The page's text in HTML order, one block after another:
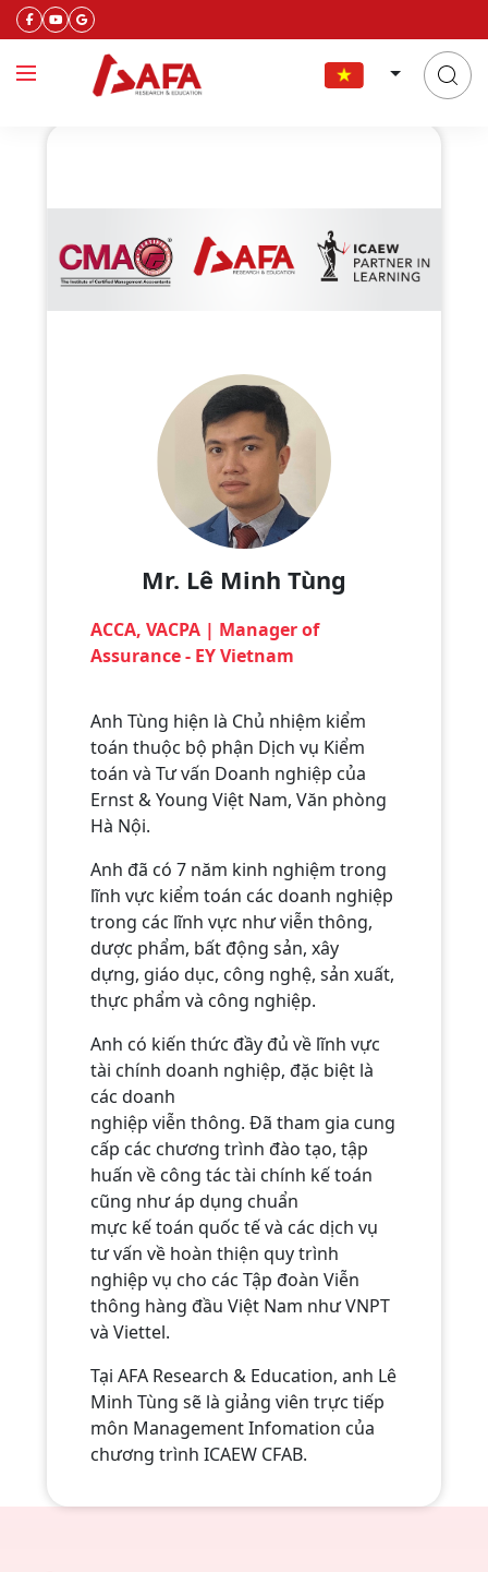
Mr. Lê Minh Tùng
ACCA, VACPA | Manager of
Assurance - EY Vietnam
Anh Tùng hiện là Chủ nhiệm kiểm
toán thuộc bộ phận Dịch vụ Kiểm
toán và Tư vấn Doanh nghiệp của
Ernst & Young Việt Nam, Văn phòng
Hà Nội.
Anh đã có 7 năm kinh nghiệm trong
lĩnh vực kiểm toán các doanh nghiệp
trong các lĩnh vực như viễn thông,
dược phẩm, bất động sản, xây
dựng, giáo dục, công nghệ, sản xuất,
thực phẩm và công nghiệp.
Anh có kiến thức đầy đủ về lĩnh vực
tài chính doanh nghiệp, đặc biệt là
các doanh
nghiệp viễn thông. Đã tham gia cung
cấp các chương trình đào tạo, tập
huấn về công tác tài chính kế toán
cũng như áp dụng chuẩn
mực kế toán quốc tế và các dịch vụ
tư vấn về hoàn thiện quy trình
nghiệp vụ cho các Tập đoàn Viễn
thông hàng đầu Việt Nam như VNPT
và Viettel.
Tại AFA Research & Education, anh Lê
Minh Tùng sẽ là giảng viên trực tiếp
môn Management Infomation của
chương trình ICAEW CFAB.